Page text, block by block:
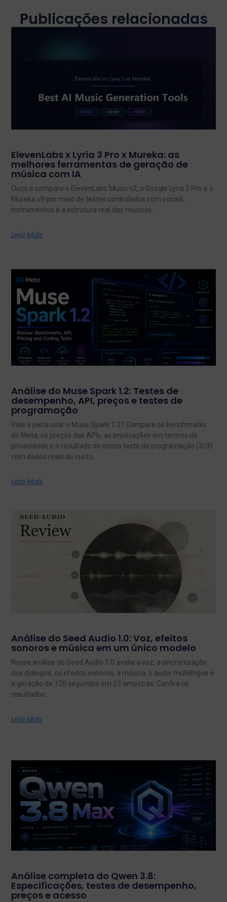
Publicações relacionadas
ElevenLabs x Lyria 3 Pro x Mureka: as
melhores ferramentas de geração de
música com IA
Ouça e compare o ElevenLabs Music v2, o Google Lyria 3 Pro e o
Mureka v9 por meio de testes controlados com vocais,
instrumentos e a estrutura real das músicas.
Leia Mais
Análise do Muse Spark 1.2: Testes de
desempenho, API, preços e testes de
programação
Vale a pena usar o Muse Spark 1.2? Compare os benchmarks
do Meta, os preços das APIs, as implicações em termos de
privacidade e o resultado do nosso teste de programação (3/3)
com dados reais de custo.
Leia Mais
Análise do Seed Audio 1.0: Voz, efeitos
sonoros e música em um único modelo
Nossa análise do Seed Audio 1.0 avalia a voz, a sincronização
dos diálogos, os efeitos sonoros, a música, o áudio multilíngue e
a geração de 120 segundos em 23 amostras. Confira os
resultados.
Leia Mais
Análise completa do Qwen 3.8:
Especificações, testes de desempenho,
preços e acesso